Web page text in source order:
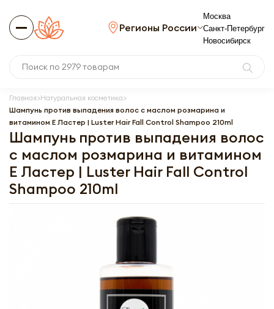
Регионы России
Москва
Санкт-Петербург
Новосибирск
Главная Натуральная косметика
Шампунь против выпадения волос с маслом розмарина и
витамином E Ластер | Luster Hair Fall Control Shampoo 210ml
Шампунь против выпадения волос
с маслом розмарина и витамином
E Ластер | Luster Hair Fall Control
Shampoo 210ml